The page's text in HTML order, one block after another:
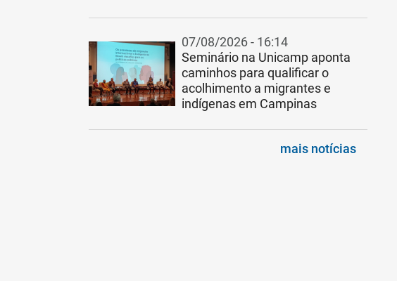
07/08/2026 - 16:14
Seminário na Unicamp aponta
caminhos para qualificar o
acolhimento a migrantes e
indígenas em Campinas
mais notícias